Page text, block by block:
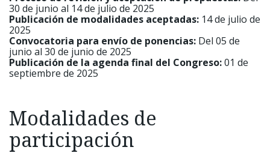
30 de junio al 14 de julio de 2025
Publicación de modalidades aceptadas: 14 de julio de
2025
Convocatoria para envío de ponencias: Del 05 de
junio al 30 de junio de 2025
Publicación de la agenda final del Congreso:01 de
septiembre de 2025
Modalidades de
participación